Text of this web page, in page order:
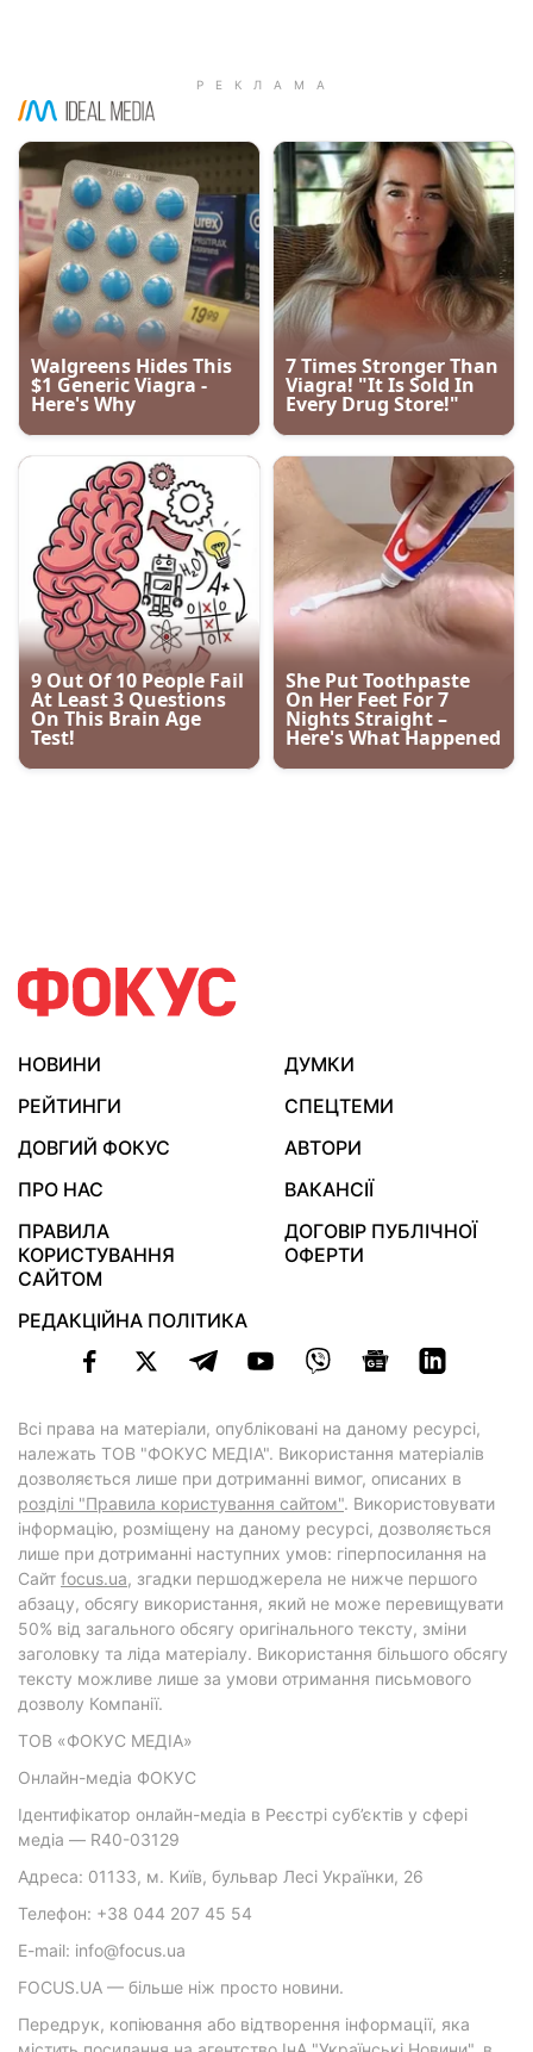
НОВИНИ
ДУМКИ
РЕЙТИНГИ
СПЕЦТЕМИ
ДОВГИЙ ФОКУС
АВТОРИ
ПРО НАС
ВАКАНСІЇ
ПРАВИЛА
КОРИСТУВАННЯ
САЙТОМ
ДОГОВІР ПУБЛІЧНОЇ
ОФЕРТИ
РЕДАКЦІЙНА ПОЛІТИКА
Всі права на матеріали, опубліковані на даному ресурсі,
належать ТОВ "ФОКУС МЕДІА". Використання матеріалів
дозволяється лише при дотриманні вимог, описаних в
розділі "Правила користування сайтом". Використовувати
інформацію, розміщену на даному ресурсі, дозволяється
лише при дотриманні наступних умов: гіперпосилання на
Cайт focus.ua, згадки першоджерела не нижче першого
абзацу, обсягу використання, який не може перевищувати
50% від загального обсягу оригінального тексту, зміни
заголовку та ліда матеріалу. Використання більшого обсягу
тексту можливе лише за умови отримання письмового
дозволу Компанії.
ТОВ «ФОКУС МЕДІА»
Онлайн-медіа ФОКУС
Ідентифікатор онлайн-медіа в Реєстрі суб’єктів у сфері
медіа — R40-03129
Адреса: 01133, м. Київ, бульвар Лесі Українки, 26
Телефон: +38 044 207 45 54
E-mail: info@focus.ua
FOCUS.UA — більше ніж просто новини.
Передрук, копіювання або відтворення інформації, яка